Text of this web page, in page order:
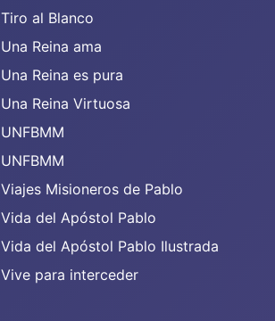
Tiro al Blanco
Una Reina ama
Una Reina es pura
Una Reina Virtuosa
UNFBMM
UNFBMM
Viajes Misioneros de Pablo
Vida del Apóstol Pablo
Vida del Apóstol Pablo Ilustrada
Vive para interceder